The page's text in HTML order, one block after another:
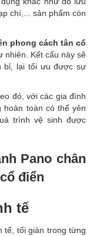
chí,... sản phẩm còn
phong cách tân cổ
nhiên. Kết cấu này sẽ
bỉ, lại tối ưu được sự
đó, với các gia đình
hoàn toàn có thể yên
trình vệ sinh được
Pano chân
điển
tế
tế, tối giản trong từng